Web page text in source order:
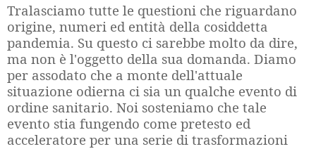
Tralasciamo tutte le questioni che riguardano
origine, numeri ed entità della cosiddetta
pandemia. Su questo ci sarebbe molto da dire,
ma non è l'oggetto della sua domanda. Diamo
per assodato che a monte dell'attuale
situazione odierna ci sia un qualche evento di
ordine sanitario. Noi sosteniamo che tale
evento stia fungendo come pretesto ed
acceleratore per una serie di trasformazioni